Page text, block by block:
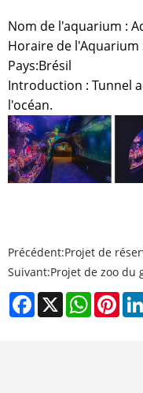
Nom de l'aquarium :
Horaire de l'Aquarium
Pays:Brésil
Introduction : Tunnel
l'océan.
Précédent:Projet de
Suivant:Projet de zoo du
Facebook
X WhatsApp